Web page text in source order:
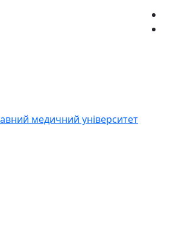
медичний університет